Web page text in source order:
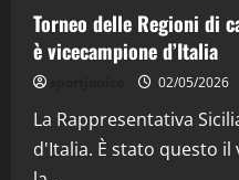
08/04/
Torneo delle Regioni di
è vicecampione d’Italia
02/05/2026
La Rappresentativa
d'Italia. È stato questo